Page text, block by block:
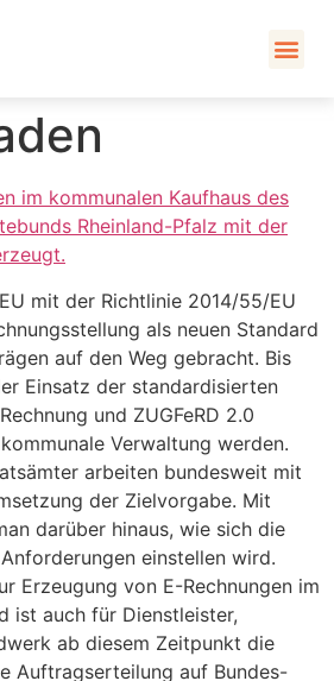
im kommunalen Kaufhaus des
Rheinland-Pfalz mit der
mit der Richtlinie 2014/55/EU
als neuen Standard
auf den Weg gebracht. Bis
Einsatz der standardisierten
und ZUGFeRD 2.0
Verwaltung werden.
arbeiten bundesweit mit
der Zielvorgabe. Mit
darüber hinaus, wie sich die
einstellen wird.
Erzeugung von E-Rechnungen im
ist auch für Dienstleister,
ab diesem Zeitpunkt die
Auftragserteilung auf Bundes-